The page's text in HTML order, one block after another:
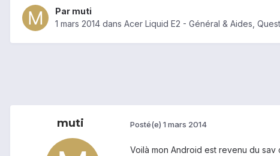
Par muti
1 mars 2014 dans Acer Liquid E2 - Général & Aides,
muti Posté(e) 1 mars 2014
Voilà mon Android est revenu du